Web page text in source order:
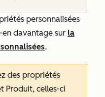
personnalisées
davantage sur la
.
des propriétés
Produit, celles-ci